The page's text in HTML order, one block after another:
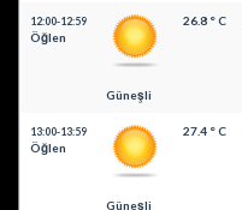
12:00-12:59
Öğlen
Güneşli
26.8 ° C
13:00-13:59
Öğlen
Güneşli
27.4 ° C